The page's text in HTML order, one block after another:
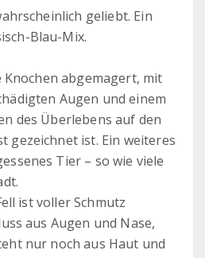
geliebt. Ein
Blau-Mix.
abgemagert, mit
Augen und einem
des Überlebens auf den
gezeichnet ist. Ein weiteres
Tier – so wie viele
ist voller Schmutz
aus Augen und Nase,
nur noch aus Haut und